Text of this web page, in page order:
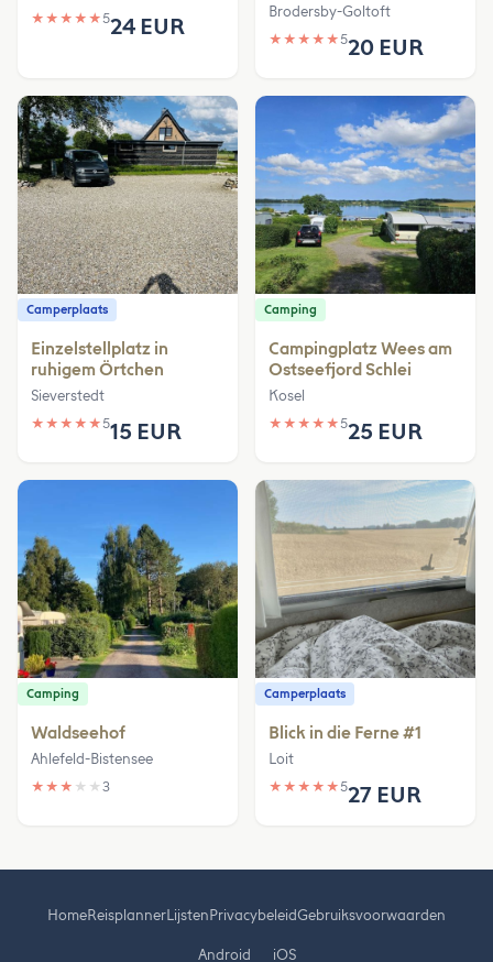
★ ★ ★ ★ ★524 EUR
Brodersby-Goltoft
★ ★ ★ ★ ★520 EUR
Camperplaats
Einzelstellplatz in
ruhigem Örtchen
Sieverstedt
★ ★ ★ ★ ★515 EUR
Camping
Campingplatz Wees am
Ostseefjord Schlei
Kosel
★ ★ ★ ★ ★525 EUR
Camping
Waldseehof
Ahlefeld-Bistensee
★ ★ ★ ★ ★ 3
Camperplaats
Blick in die Ferne #1
Loit
★ ★ ★ ★ ★527 EUR
HomeReisplannerLijstenPrivacybeleidGebruiksvoorwaarden
Android iOS